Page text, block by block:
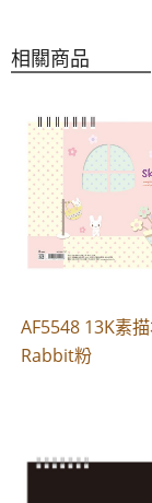
相關商品
AF5548 13K素
Rabbit粉